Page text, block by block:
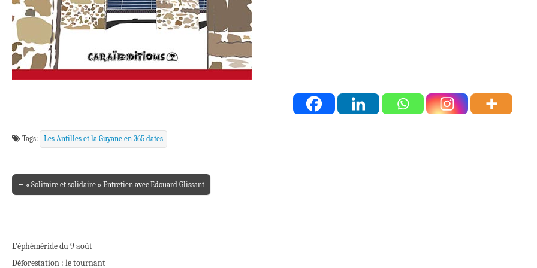
Tags: Les Antilles et la Guyane en 365 dates
Post navigation
← « Solitaire et solidaire » Entretien avec Edouard Glissant
L’éphéméride du 9 août
Déforestation : le tournant